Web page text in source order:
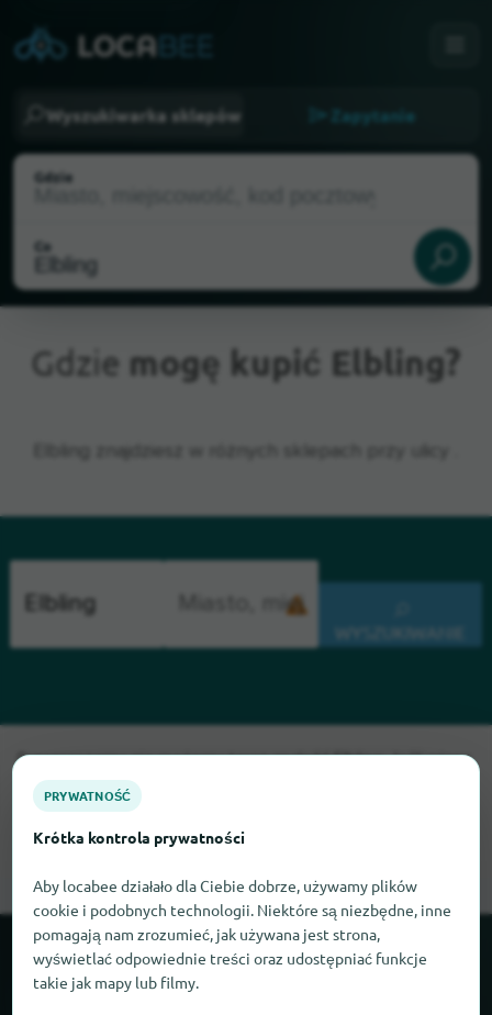
Wyszukiwarka sklepów Zapytanie
Gdzie
Co
Gdzie mogę kupić Elbling?
WYSZUKIWANIE
Przepraszamy, nie możemy teraz znaleźć Elbling. Jeśli wiesz,
gdzie znaleźć Elbling, będziemy wdzięczni, jeśli dasz nam
O locabee
PRYWATNOŚĆ
Krótka kontrola prywatności
Aby locabee działało dla Ciebie dobrze, używamy plików
cookie i podobnych technologii. Niektóre są niezbędne, inne
pomagają nam zrozumieć, jak używana jest strona,
wyświetlać odpowiednie treści oraz udostępniać funkcje
takie jak mapy lub filmy.